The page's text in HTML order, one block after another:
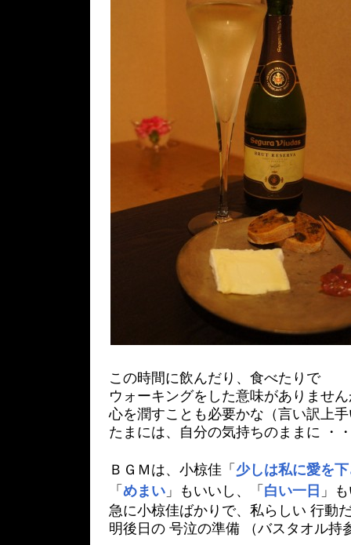
この時間に飲んだり、食べたりで
ウォーキングをした意味がありませ
心を潤すことも必要かな（言い訳上
たまには、自分の気持ちのままに ・
ＢＧＭは、小椋佳「 少しは私に愛を
「 めまい 」もいいし、「 白い一日 」
急に小椋佳ばかりで、私らしい 行動
明後日の 号泣の準備 （バスタオル持